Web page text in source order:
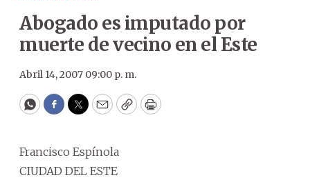
Abogado es imputado por
muerte de vecino en el Este
Abril 14, 2007 09:00 p. m.
WhatsApp
Facebook
Twitter
EmailCopyPrint
Francisco Espínola
CIUDAD DEL ESTE